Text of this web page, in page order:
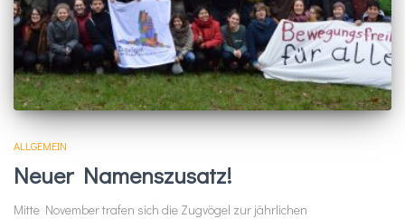
ALLGEMEIN
Neuer Namenszusatz!
Mitte November trafen sich die Zugvögel zur jährlichen